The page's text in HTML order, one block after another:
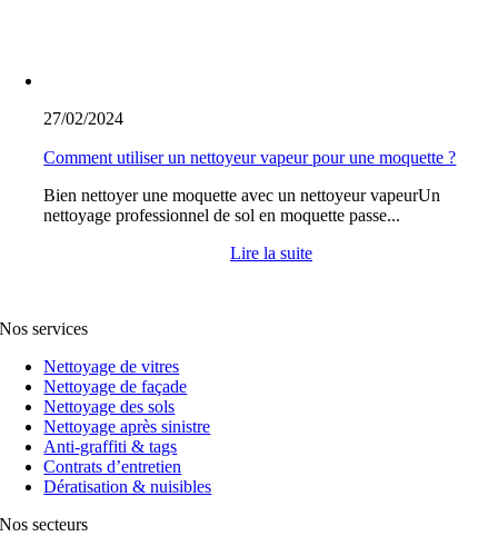
27/02/2024
Comment utiliser un nettoyeur vapeur pour une moquette ?
Bien nettoyer une moquette avec un nettoyeur vapeurUn
nettoyage professionnel de sol en moquette passe...
Lire la suite
Nos services
Nettoyage de vitres
Nettoyage de façade
Nettoyage des sols
Nettoyage après sinistre
Anti-graffiti & tags
Contrats d’entretien
Dératisation & nuisibles
Nos secteurs